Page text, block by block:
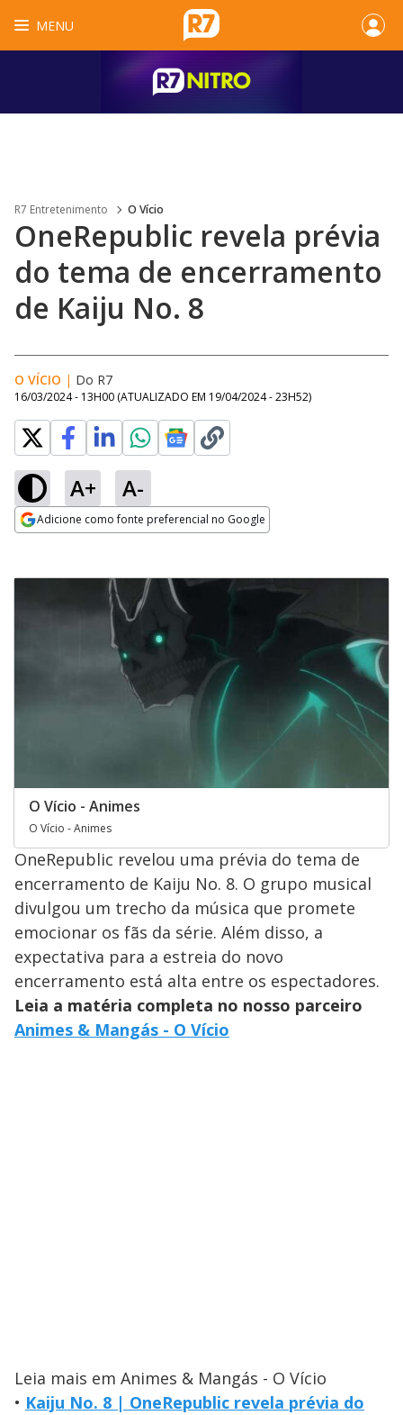
MENU
R7 Entretenimento O Vício
OneRepublic revela prévia
do tema de encerramento
de Kaiju No. 8
O VÍCIO | Do R7
16/03/2024 - 13H00 (ATUALIZADO EM 19/04/2024 - 23H52)
A+ A-
Adicione como fonte preferencial no Google
O Vício - Animes
O Vício - Animes
OneRepublic revelou uma prévia do tema de
encerramento de Kaiju No. 8. O grupo musical
divulgou um trecho da música que promete
emocionar os fãs da série. Além disso, a
expectativa para a estreia do novo
encerramento está alta entre os espectadores.
Leia a matéria completa no nosso parceiro
Animes & Mangás - O Vício
Leia mais em Animes & Mangás - O Vício
• Kaiju No. 8 | OneRepublic revela prévia do